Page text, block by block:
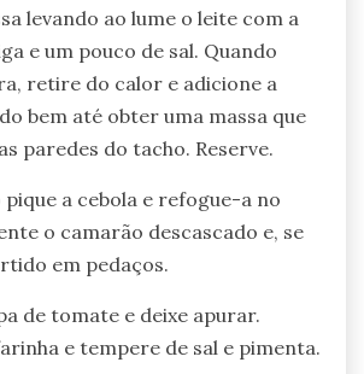
levando ao lume o leite com a
e um pouco de sal. Quando
retire do calor e adicione a
bem até obter uma massa que
paredes do tacho. Reserve.
a cebola e refogue-a no
o camarão descascado e, se
em pedaços.
de tomate e deixe apurar.
e tempere de sal e pimenta.